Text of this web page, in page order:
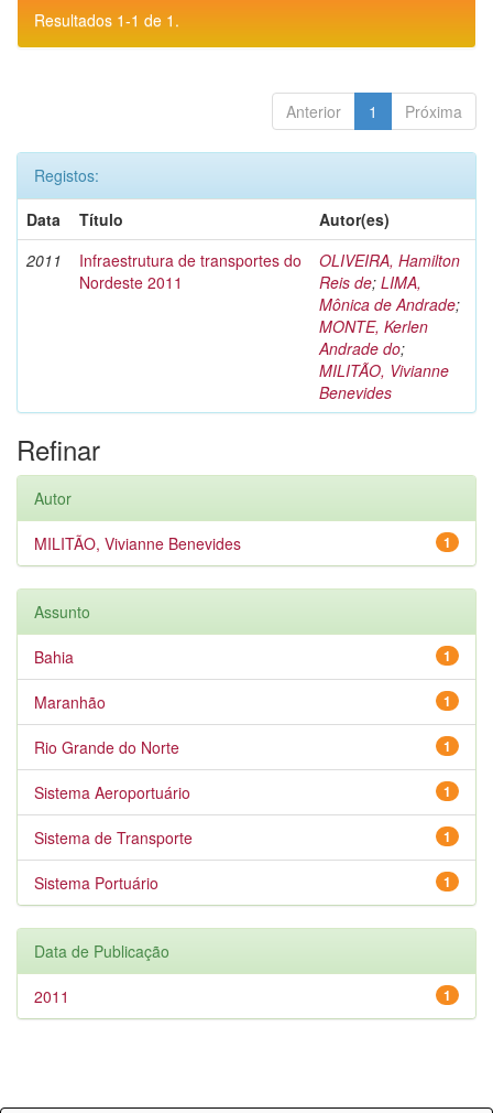
Resultados 1-1 de 1.
Anterior 1 Próxima
Registos:
Data
Título
Autor(es)
2011
Infraestrutura de transportes do
Nordeste 2011
OLIVEIRA, Hamilton
Reis de; LIMA,
Mônica de Andrade;
MONTE, Kerlen
Andrade do;
MILITÃO, Vivianne
Benevides
Refinar
Autor
1
MILITÃO, Vivianne Benevides
Assunto
1
Bahia
1
Maranhão
1
Rio Grande do Norte
1
Sistema Aeroportuário
1
Sistema de Transporte
1
Sistema Portuário
Data de Publicação
1
2011